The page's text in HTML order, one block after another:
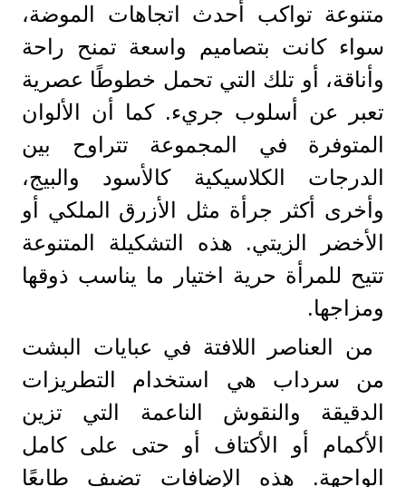
متنوعة تواكب أحدث اتجاهات الموضة،
سواء كانت بتصاميم واسعة تمنح راحة
وأناقة، أو تلك التي تحمل خطوطًا عصرية
تعبر عن أسلوب جريء. كما أن الألوان
المتوفرة في المجموعة تتراوح بين
الدرجات الكلاسيكية كالأسود والبيج،
وأخرى أكثر جرأة مثل الأزرق الملكي أو
الأخضر الزيتي. هذه التشكيلة المتنوعة
تتيح للمرأة حرية اختيار ما يناسب ذوقها
ومزاجها.
من العناصر اللافتة في عبايات البشت
من سرداب هي استخدام التطريزات
الدقيقة والنقوش الناعمة التي تزين
الأكمام أو الأكتاف أو حتى على كامل
الواجهة. هذه الإضافات تضيف طابعًا